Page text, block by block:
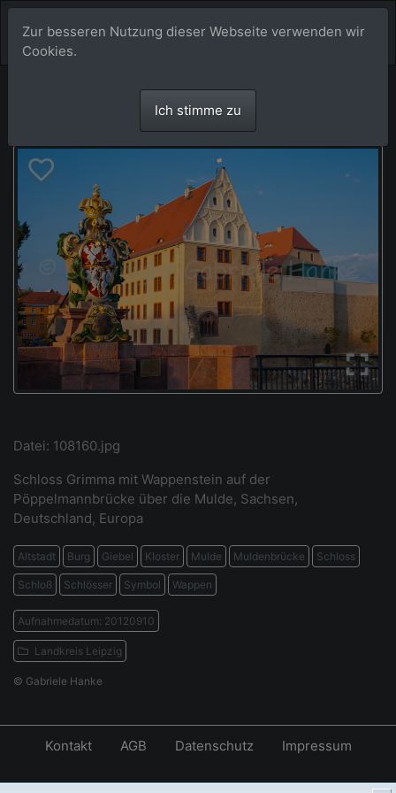
Datei: 108160.jpg
Schloss Grimma mit Wappenstein auf der
Pöppelmannbrücke über die Mulde, Sachsen,
Deutschland, Europa
Altstadt Burg Giebel Kloster Mulde Muldenbrücke Schloss
Schloß Schlösser Symbol Wappen
Aufnahmedatum: 20120910
Landkreis Leipzig
© Gabriele Hanke
Zur besseren Nutzung dieser Webseite verwenden wir
Cookies.
Ich stimme zu
Kontakt AGB Datenschutz Impressum